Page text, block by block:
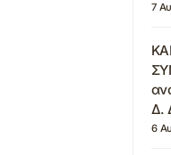
7
Δ.
6